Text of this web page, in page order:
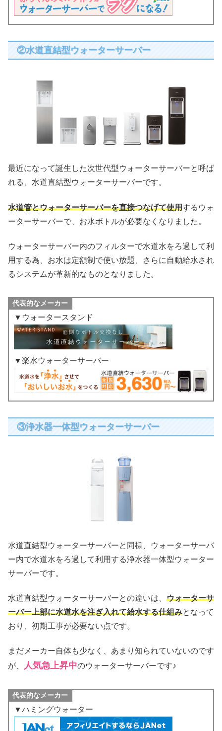
②水道直結型ウォーターサーバー
最近になって誕生した次世代型ウォーターサーバーと呼ば
れる、水道直結型ウォーターサーバーです。
水道管とウォーターサーバーを直接つなげて使用するウォ
ーターサーバーで、お水ボトルが必要なくなりました。
ウォーターサーバー内のフィルターで水道水をろ過して利
用する為、お水は定額制で使い放題、さらに自動給水され
るシステムが革新的なものとなりました。
代表的なメーカー
▼ウォータースタンド
▼楽水ウォーターサーバー
③浄水器一体型ウォーターサーバー
水道直結型ウォーターサーバーと同様、ウォーターサーバ
ー内で水道水をろ過して利用する浄水器一体型ウォーター
サーバーです。
水道直結型ウォーターサーバーとの違いは、 ウォーターサ
ーバー上部に水道水を注ぎ入れて給水する仕組みとなって
おり、初期工事が必要ない点です。
まだメーカー自体も少なく、あまり知られていないのです
が、
人気急上昇中のウォーターサーバーです♪
代表的なメーカー
▼ハミングウォーター